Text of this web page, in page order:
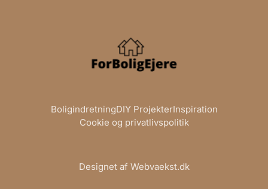
BoligindretningDIY ProjekterInspiration
Cookie og privatlivspolitik
Designet af Webvaekst.dk